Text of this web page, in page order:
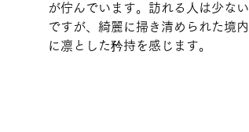
が佇んでいます。訪れる人は少ない
ですが、綺麗に掃き清められた境内
に凛とした矜持を感じます。